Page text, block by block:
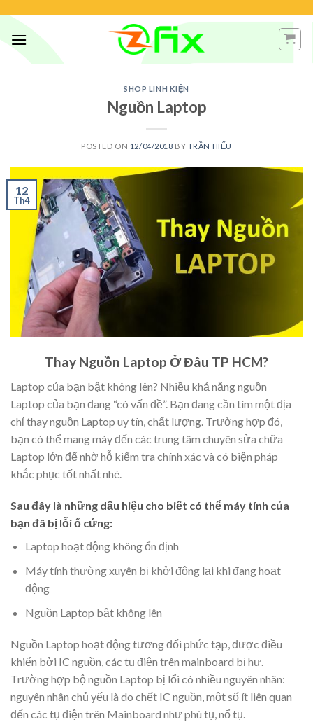
content
SHOP LINH KIỆN
Nguồn Laptop
POSTED ON 12/04/2018 BY TRẦN HIẾU
12
Th4
Thay Nguồn Laptop Ở Đâu TP HCM?
Laptop của bạn bật không lên? Nhiều khả năng nguồn
Laptop của bạn đang “có vấn đề”. Bạn đang cần tìm một địa
chỉ thay nguồn Laptop uy tín, chất lượng. Trường hợp đó,
bạn có thể mang máy đến các trung tâm chuyên sửa chữa
Laptop lớn để nhờ hỗ kiểm tra chính xác và có biện pháp
khắc phục tốt nhất nhé.
Sau đây là những dấu hiệu cho biết có thể máy tính của
bạn đã bị lỗi ổ cứng:
Laptop hoạt động không ổn định
Máy tính thường xuyên bị khởi động lại khi đang hoạt
động
Nguồn Laptop bật không lên
Nguồn Laptop hoạt động tương đối phức tạp, được điều
khiển bởi IC nguồn, các tụ điện trên mainboard bị hư.
Trường hợp bộ nguồn Laptop bị lổi có nhiều nguyên nhân:
nguyên nhân chủ yếu là do chết IC nguồn, một số ít liên quan
đến các tụ điện trên Mainboard như phù tụ, nổ tụ.